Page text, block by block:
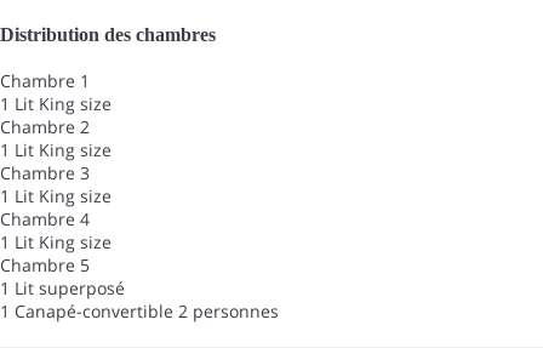
Distribution des chambres
Chambre 1
1 Lit King size
Chambre 2
1 Lit King size
Chambre 3
1 Lit King size
Chambre 4
1 Lit King size
Chambre 5
1 Lit superposé
1 Canapé-convertible 2 personnes